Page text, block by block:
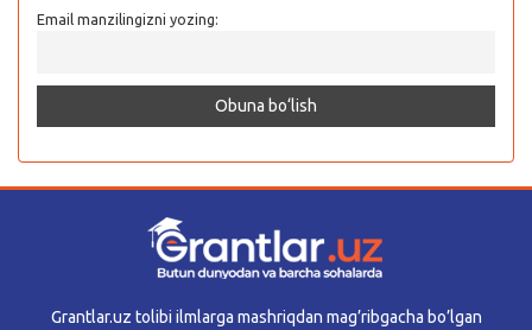
Email manzilingizni yozing:
Grantlar.uz tolibi ilmlarga mashriqdan mag’ribgacha bo’lgan